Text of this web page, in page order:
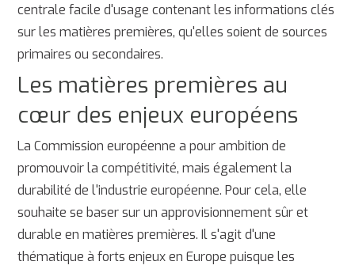
centrale facile d'usage contenant les informations clés
sur les matières premières, qu'elles soient de sources
primaires ou secondaires.
Les matières premières au
cœur des enjeux européens
La Commission européenne a pour ambition de
promouvoir la compétitivité, mais également la
durabilité de l'industrie européenne. Pour cela, elle
souhaite se baser sur un approvisionnement sûr et
durable en matières premières. Il s'agit d'une
thématique à forts enjeux en Europe puisque les